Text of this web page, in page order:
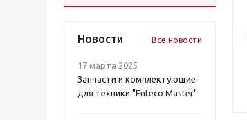
Новости Все новости
17 марта 2025
Запчасти и комплектующие
для техники "Enteco Master"